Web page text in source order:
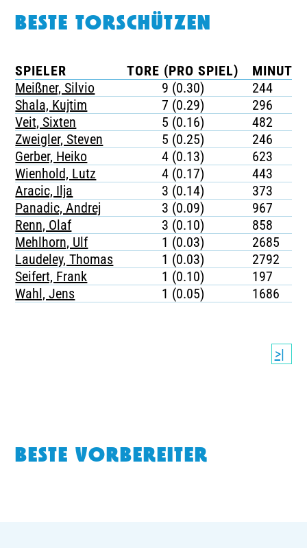
BESTE TORSCHÜTZEN
SPIELER TORE (PRO SPIEL)
Meißner, Silvio
9 (0.30)
244
Shala, Kujtim
7 (0.29)
296
Veit, Sixten
5 (0.16)
482
Zweigler, Steven
5 (0.25)
246
Gerber, Heiko
4 (0.13)
623
Wienhold, Lutz
4 (0.17)
443
Aracic, Ilja
3 (0.14)
373
Panadic, Andrej
3 (0.09)
967
Renn, Olaf
3 (0.10)
858
Mehlhorn, Ulf
1 (0.03)
2685
Laudeley, Thomas
1 (0.03)
2792
Seifert, Frank
1 (0.10)
197
Wahl, Jens
1 (0.05) 1686
>|
BESTE VORBEREITER